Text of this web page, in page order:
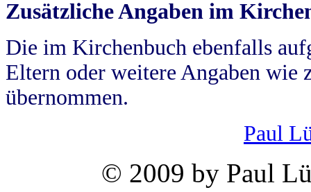
Zusätzliche Angaben im
Die im Kirchenbuch ebenfalls
Eltern oder weitere Angaben wie
übernommen.
Paul
© 2009 by Paul